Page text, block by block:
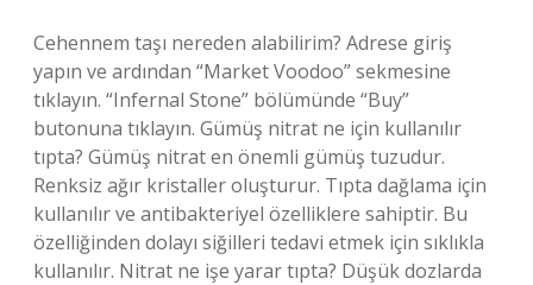
Cehennem taşı nereden alabilirim? Adrese giriş
yapın ve ardından “Market Voodoo” sekmesine
tıklayın. “Infernal Stone” bölümünde “Buy”
butonuna tıklayın. Gümüş nitrat ne için kullanılır
tıpta? Gümüş nitrat en önemli gümüş tuzudur.
Renksiz ağır kristaller oluşturur. Tıpta dağlama için
kullanılır ve antibakteriyel özelliklere sahiptir. Bu
özelliğinden dolayı siğilleri tedavi etmek için sıklıkla
kullanılır. Nitrat ne işe yarar tıpta? Düşük dozlarda